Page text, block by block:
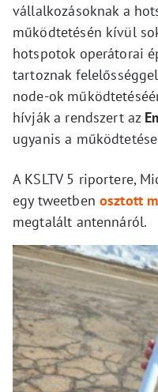
vállalkozásoknak a
működtetésén kívül
hotspotok operátorai
tartoznak
node-ok
hívják a rendszert az
ugyanis a
A KSLTV 5 riportere,
egy tweetben osztott
megtalált antennáról.